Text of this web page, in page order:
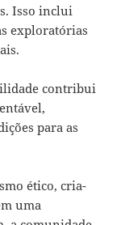
Isso inclui
exploratórias
contribui
para as
ético, cria-
uma